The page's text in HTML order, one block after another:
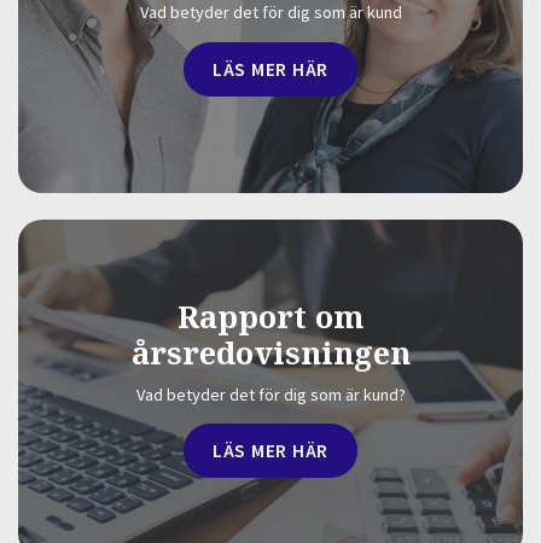
Vad betyder det för dig som är kund
LÄS MER HÄR
Rapport om
årsredovisningen
Vad betyder det för dig som är kund?
LÄS MER HÄR